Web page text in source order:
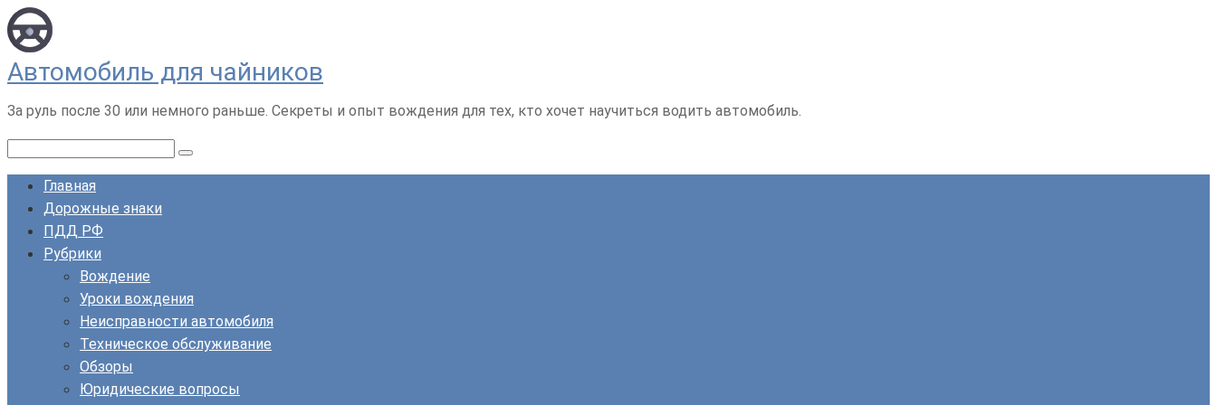
Перейти
к
контенту
Автомобиль для чайников
За руль после 30 или немного раньше. Секреты и опыт вождения для тех, кто хочет научиться водить автомобиль.
Главная
Дорожные знаки
ПДД РФ
Рубрики
Вождение
Уроки вождения
Неисправности автомобиля
Техническое обслуживание
Обзоры
Юридические вопросы